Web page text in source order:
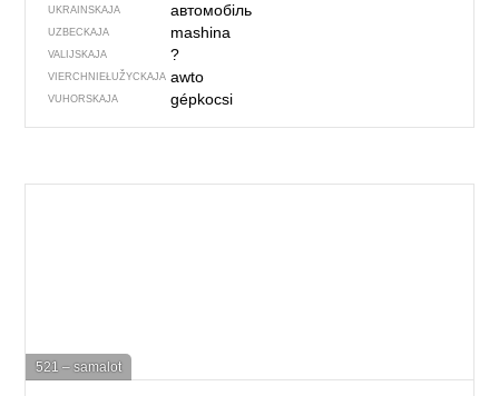
UKRAINSKAJA автомобіль
UZBECKAJA mashina
VALIJSKAJA ?
VIERCHNIE­ŁUŽYCKAJA awto
VUHORSKAJA gépkocsi
521 – samalot